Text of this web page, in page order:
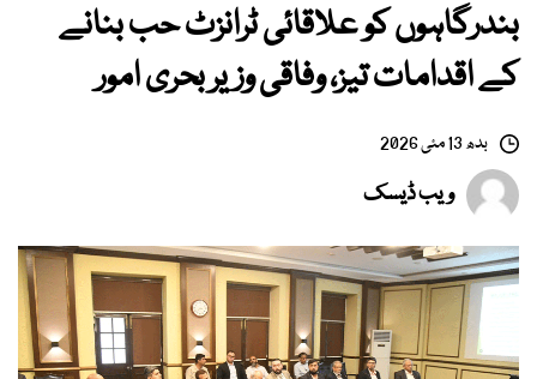
بندرگاہوں کو علاقائی ٹرانزٹ حب بنانے
کے اقدامات تیز، وفاقی وزیر بحری امور
بدھ 13 مئی 2026
ویب ڈیسک